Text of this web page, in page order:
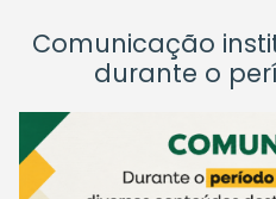
Comunicação
durante o